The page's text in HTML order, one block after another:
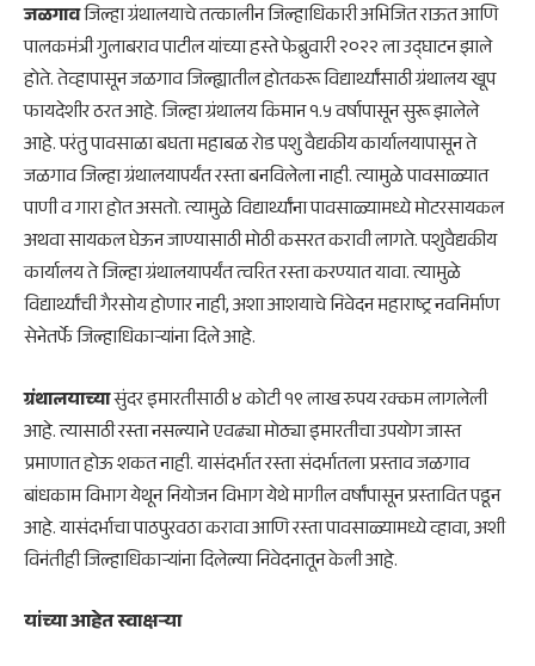
जळगावजिल्हा ग्रंथालयाचे तत्कालीन जिल्हाधिकारी अभिजित राऊत आणि
पालकमंत्री गुलाबराव पाटील यांच्या हस्ते फेब्रुवारी २०२२ ला उद्घाटन झाले
होते. तेव्हापासून जळगाव जिल्ह्यातील होतकरू विद्यार्थ्यांसाठी ग्रंथालय खूप
फायदेशीर ठरत आहे. जिल्हा ग्रंथालय किमान १.५ वर्षापासून सुरू झालेले
आहे. परंतु पावसाळा बघता महाबळ रोड पशु वैद्यकीय कार्यालयापासून ते
जळगाव जिल्हा ग्रंथालयापर्यंत रस्ता बनविलेला नाही. त्यामुळे पावसाळ्यात
पाणी व गारा होत असतो. त्यामुळे विद्यार्थ्यांना पावसाळ्यामध्ये मोटरसायकल
अथवा सायकल घेऊन जाण्यासाठी मोठी कसरत करावी लागते. पशुवैद्यकीय
कार्यालय ते जिल्हा ग्रंथालयापर्यंत त्वरित रस्ता करण्यात यावा. त्यामुळे
विद्यार्थ्यांची गैरसोय होणार नाही, अशा आशयाचे निवेदन महाराष्ट्र नवनिर्माण
सेनेतर्फे जिल्हाधिकाऱ्यांना दिले आहे.
ग्रंथालयाच्यासुंदर इमारतीसाठी ४ कोटी १९ लाख रुपय रक्कम लागलेली
आहे. त्यासाठी रस्ता नसल्याने एवढ्या मोठ्या इमारतीचा उपयोग जास्त
प्रमाणात होऊ शकत नाही. यासंदर्भात रस्ता संदर्भातला प्रस्ताव जळगाव
बांधकाम विभाग येथून नियोजन विभाग येथे मागील वर्षांपासून प्रस्तावित पडून
आहे. यासंदर्भाचा पाठपुरवठा करावा आणि रस्ता पावसाळ्यामध्ये व्हावा, अशी
विनंतीही जिल्हाधिकाऱ्यांना दिलेल्या निवेदनातून केली आहे.
यांच्या आहेत स्वाक्षऱ्या